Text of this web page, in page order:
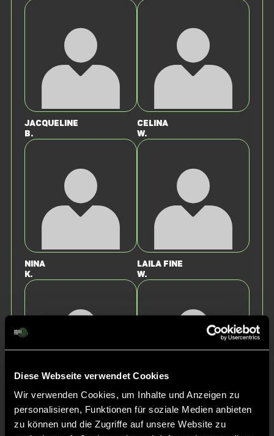
Diese Webseite verwendet Cookies
Wir verwenden Cookies, um Inhalte und Anzeigen zu
personalisieren, Funktionen für soziale Medien anbieten
zu können und die Zugriffe auf unsere Website zu
Jacqueline
B.
Celina
W.
Nina
K.
Laila Fine
W.
Sue-Alexis
R.
Friederike
F.